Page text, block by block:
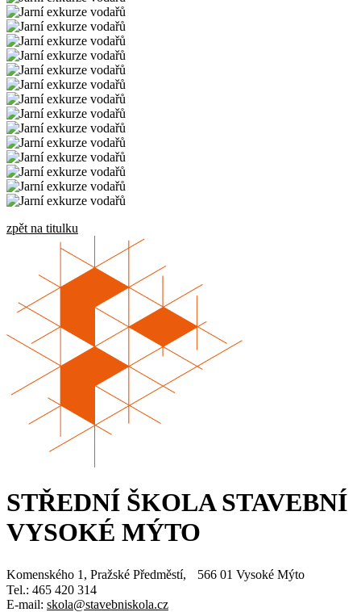
zpět na titulku
STŘEDNÍ ŠKOLA STAVEBNÍ
VYSOKÉ MÝTO
Komenského 1, Pražské Předměstí, 566 01 Vysoké Mýto
Tel.: 465 420 314
E-mail: skola@stavebniskola.cz